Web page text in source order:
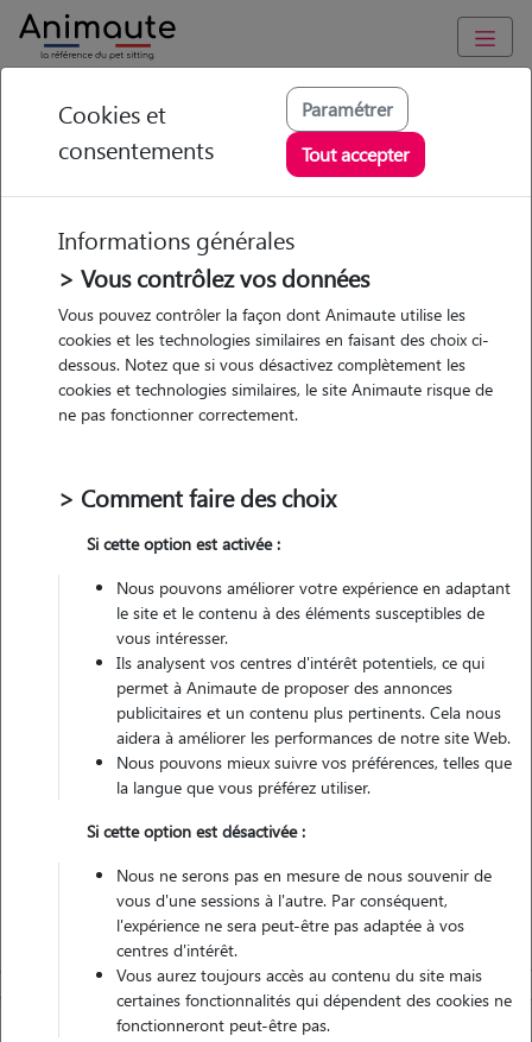
Animaute Ile-de-France / Argenteuil
Marlena - Petsitter à
Argenteuil
5/5 (4 avis)
• 32 ans
2 animaux
Véhiculé
Gardes réalisées
Contacter
L'envoi d'une demande est sans engagement
Cookies et
consentements
Paramétrer
Tout accepter
Informations générales
> Vous contrôlez vos données
Vous pouvez contrôler la façon dont Animaute utilise les
cookies et les technologies similaires en faisant des choix ci-
dessous. Notez que si vous désactivez complètement les
cookies et technologies similaires, le site Animaute risque de
ne pas fonctionner correctement.
> Comment faire des choix
Si cette option est activée :
Nous pouvons améliorer votre expérience en adaptant
le site et le contenu à des éléments susceptibles de
vous intéresser.
Ils analysent vos centres d'intérêt potentiels, ce qui
permet à Animaute de proposer des annonces
publicitaires et un contenu plus pertinents. Cela nous
aidera à améliorer les performances de notre site Web.
Nous pouvons mieux suivre vos préférences, telles que
la langue que vous préférez utiliser.
Si cette option est désactivée :
Nous ne serons pas en mesure de nous souvenir de
vous d'une sessions à l'autre. Par conséquent,
l'expérience ne sera peut-être pas adaptée à vos
centres d'intérêt.
Vous aurez toujours accès au contenu du site mais
certaines fonctionnalités qui dépendent des cookies ne
fonctionneront peut-être pas.